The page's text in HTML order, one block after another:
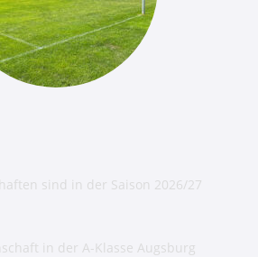
sind in der Saison 2026/27
in der A-Klasse Augsburg